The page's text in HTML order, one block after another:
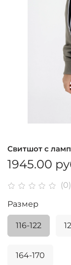
(0)
Свитшот с
1945.00
Размер
116-122
164-170